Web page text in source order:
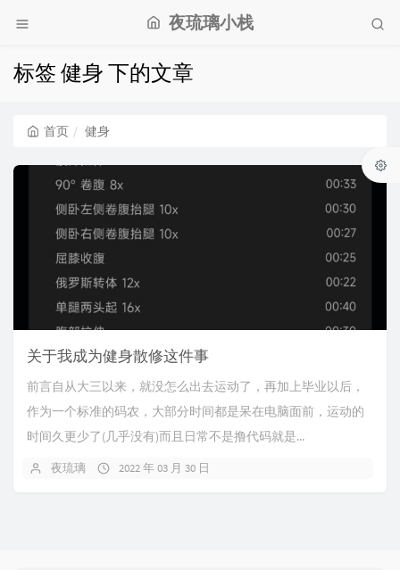
夜琉璃小栈
标签 健身 下的文章
首页 健身
关于我成为健身散修这件事
前言自从大三以来，就没怎么出去运动了，再加上毕业以后，
作为一个标准的码农，大部分时间都是呆在电脑面前，运动的
时间久更少了(几乎没有)而且日常不是撸代码就是...
夜琉璃 2022 年 03 月 30 日